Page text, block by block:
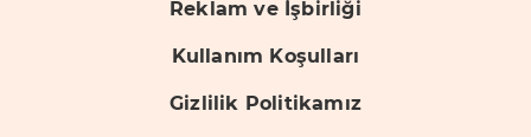
Reklam ve İşbirliği
Kullanım Koşulları
Gizlilik Politikamız